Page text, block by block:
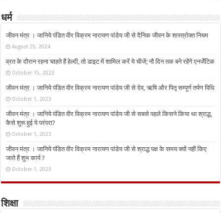
धर्म
जीवन मंत्र । जानिये पंडित वीर विक्रम नारायण पांडेय जी से दैनिक जीवन के शास्त्रोक्त नियम
August 25, 2024
व्रत के दौरान रहना चाहते हैं हेल्दी, तो डाइट में शामिल करें ये चीजें; नौ दिन तक बने रहेंगे एनर्जेटिक
October 15, 2023
जीवन मंत्र । जानिये पंडित वीर विक्रम नारायण पांडेय जी से देव, ऋषि और पितृ सम्पूर्ण तर्पण विधि
October 1, 2023
जीवन मंत्र । जानिये पंडित वीर विक्रम नारायण पांडेय जी से सबसे पहले किसने किया था श्राद्ध,
कैसे शुरू हुई ये परंपरा?
October 1, 2023
जीवन मंत्र । जानिये पंडित वीर विक्रम नारायण पांडेय जी से श्राद्ध पक्ष के समय क्यों नहीं किए
जाते हैं शुभ कार्य ?
October 1, 2023
शिक्षा